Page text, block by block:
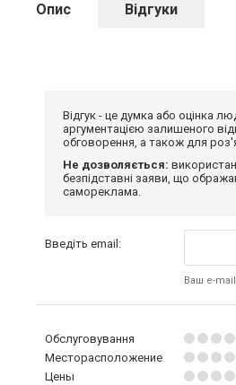
Опис Відгуки
Відгук - це думка або оцінка
аргументацією залишеного
обговорення, а також для
Не дозволяється:
безпідставні заяви, що
самореклама.
Введіть email:
Ваш e-
Обслуговування
Месторасположение
Цены